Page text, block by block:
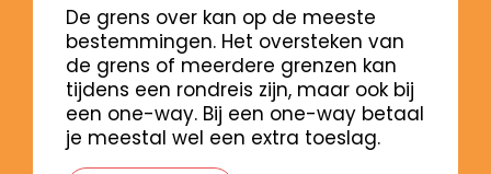
De grens over kan op de meeste
bestemmingen. Het oversteken van
de grens of meerdere grenzen kan
tijdens een rondreis zijn, maar ook bij
een one-way. Bij een one-way betaal
je meestal wel een extra toeslag.